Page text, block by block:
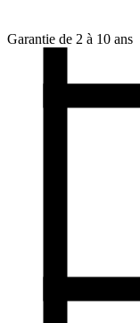
Garantie de 2 à 10 ans